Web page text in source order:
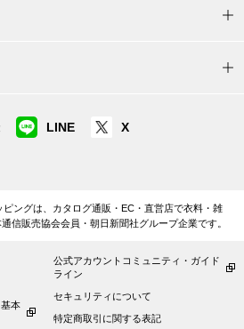
その他
LINE X
ングは、カタログ通販・EC・直営店で衣料・雑
信販売協会会員・朝日新聞社グループ企業です。
本
公式アカウントコミュニティ・ガイド
ライン
セキュリティについて
特定商取引に関する表記